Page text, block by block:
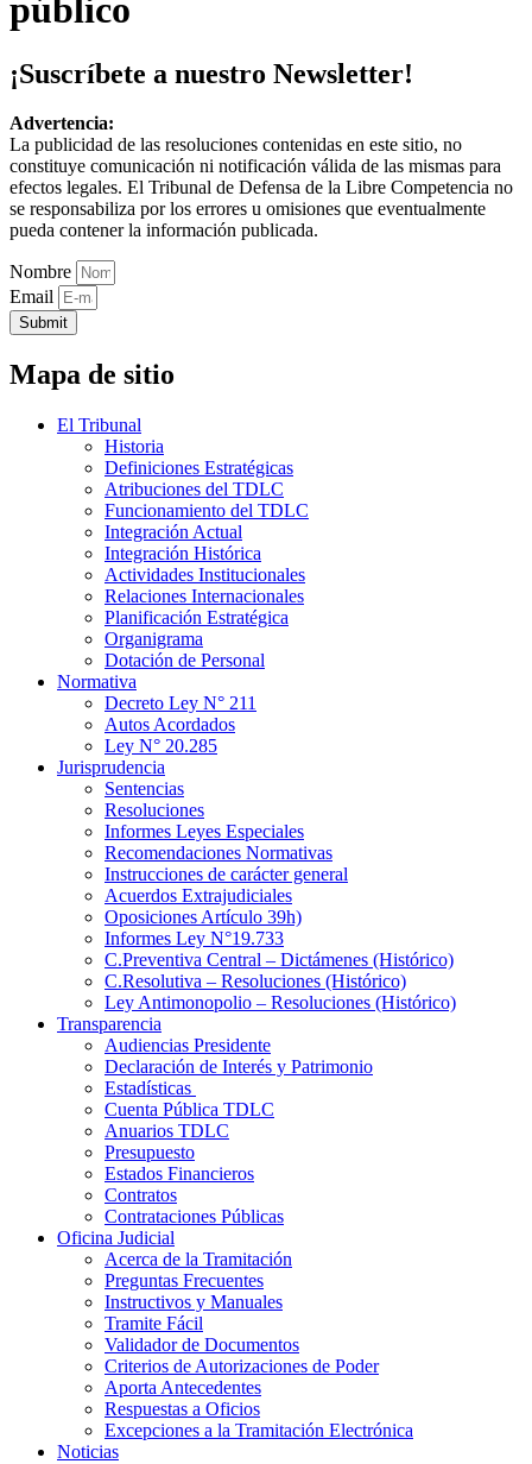
público
¡Suscríbete a nuestro Newsletter!
Advertencia:
La publicidad de las resoluciones contenidas en este sitio, no
constituye comunicación ni notificación válida de las mismas para
efectos legales. El Tribunal de Defensa de la Libre Competencia no
se responsabiliza por los errores u omisiones que eventualmente
pueda contener la información publicada.
Nombre
Email
Submit
Mapa de sitio
El Tribunal
Historia
Definiciones Estratégicas
Atribuciones del TDLC
Funcionamiento del TDLC
Integración Actual
Integración Histórica
Actividades Institucionales
Relaciones Internacionales
Planificación Estratégica
Organigrama
Dotación de Personal
Normativa
Decreto Ley N° 211
Autos Acordados
Ley N° 20.285
Jurisprudencia
Sentencias
Resoluciones
Informes Leyes Especiales
Recomendaciones Normativas
Instrucciones de carácter general
Acuerdos Extrajudiciales
Oposiciones Artículo 39h)
Informes Ley N°19.733
C.Preventiva Central – Dictámenes (Histórico)
C.Resolutiva – Resoluciones (Histórico)
Ley Antimonopolio – Resoluciones (Histórico)
Transparencia
Audiencias Presidente
Declaración de Interés y Patrimonio
Estadísticas
Cuenta Pública TDLC
Anuarios TDLC
Presupuesto
Estados Financieros
Contratos
Contrataciones Públicas
Oficina Judicial
Acerca de la Tramitación
Preguntas Frecuentes
Instructivos y Manuales
Tramite Fácil
Validador de Documentos
Criterios de Autorizaciones de Poder
Aporta Antecedentes
Respuestas a Oficios
Excepciones a la Tramitación Electrónica
Noticias